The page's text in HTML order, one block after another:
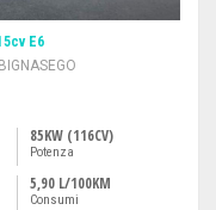
E6
85KW (116CV)
Potenza
5,90 L/100KM
Consumi